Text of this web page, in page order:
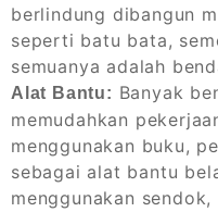
berlindung dibangun
seperti batu bata,
semuanya adalah
Alat Bantu: Banyak
memudahkan
menggunakan buku,
sebagai alat bantu
menggunakan